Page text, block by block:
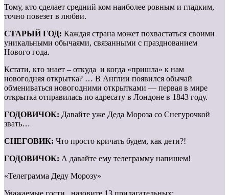
Тому, кто сделает средний ком наиболее ровным и гладким,
точно повезет в любви.
СТАРЫЙ ГОД: Каждая страна может похвастаться своими
уникальными обычаями, связанными с празднованием
Нового года.
Кстати, кто знает – откуда и когда «пришла» к нам
новогодняя открытка? … В Англии появился обычай
обмениваться новогодними открытками — первая в мире
открытка отправилась по адресату в Лондоне в 1843 году.
ГОДОВИЧОК: Давайте уже Деда Мороза со Снегурочкой
звать…
СНЕГОВИК: Что просто кричать будем, как дети?!
ГОДОВИЧОК: А давайте ему телеграмму напишем!
«Телеграмма Деду Морозу»
Уважаемые гости, назовите 13 прилагательных: …